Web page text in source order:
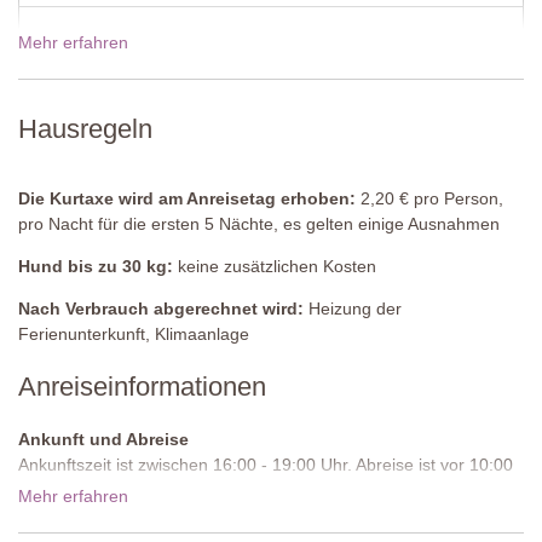
Waschbecken, WC
Waschküche
Komplett ausgestattet
Erster Stock
Doppelbett (kann nicht in ein Zweibett-Zimmer umgewandelt
werden), Smart TV, Schrank, antike Stühle, Tisch und Stuhl,
Kamin, Tür auf den gemeinsamen Balkon.
En-suite Badezimmer
Dusche, Waschbecken, WC.
Schlafzimmer 2
werden), Smart TV, Schrank, antiker Stuhl, Terrassentüren auf
den gemeinsamen Balkon.
Dusche, Waschbecken, WC.
19 Dez - 02 Jan 2027
Preise für 2027
Mehr erfahren
Hausregeln
Die Kurtaxe wird am Anreisetag erhoben: 2,20 € pro Person,
pro Nacht für die ersten 5 Nächte, es gelten einige Ausnahmen
Hund bis zu 30 kg: keine zusätzlichen Kosten
Nach Verbrauch abgerechnet wird: Heizung der
Ferienunterkunft, Klimaanlage
Anreiseinformationen
Ankunft und Abreise
Ankunftszeit ist zwischen 16:00 - 19:00 Uhr. Abreise ist vor 10:00
Uhr morgens.
Zufahrtsstraße:Ungepflastert, unregelmäßig, wir empfehlen ein
Mehr erfahren